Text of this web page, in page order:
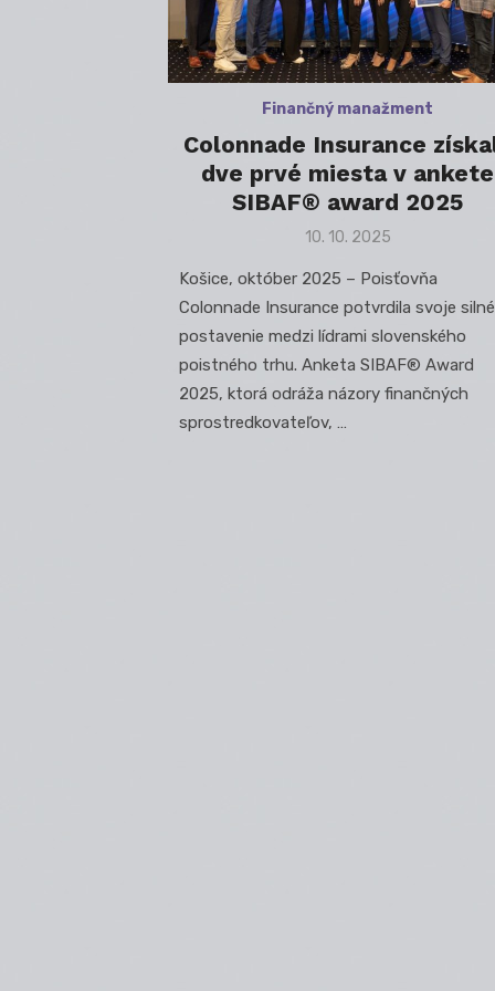
Finančný manažment
Colonnade Insurance
dve prvé miesta v ankete
SIBAF® award 2025
Posted
10. 10. 2025
Košice, október 2025 – Poisťovňa
Colonnade Insurance potvrdila svoje silné
postavenie medzi lídrami slovenského
poistného trhu. Anketa SIBAF® Award
2025, ktorá odráža názory finančných
sprostredkovateľov, …